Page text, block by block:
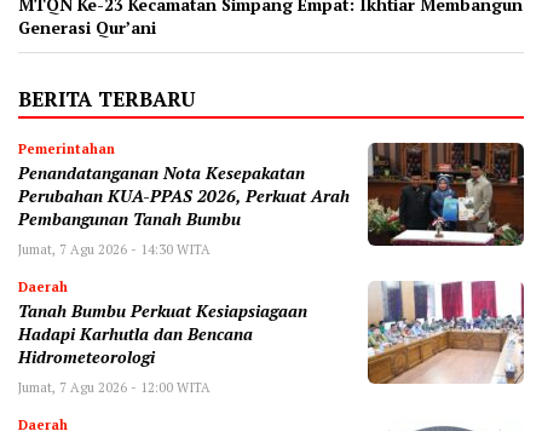
MTQN Ke-23 Kecamatan Simpang Empat: Ikhtiar Membangun
Generasi Qur’ani
BERITA TERBARU
Pemerintahan
Penandatanganan Nota Kesepakatan
Perubahan KUA-PPAS 2026, Perkuat Arah
Pembangunan Tanah Bumbu
Jumat, 7 Agu 2026 - 14:30 WITA
Daerah
Tanah Bumbu Perkuat Kesiapsiagaan
Hadapi Karhutla dan Bencana
Hidrometeorologi
Jumat, 7 Agu 2026 - 12:00 WITA
Daerah